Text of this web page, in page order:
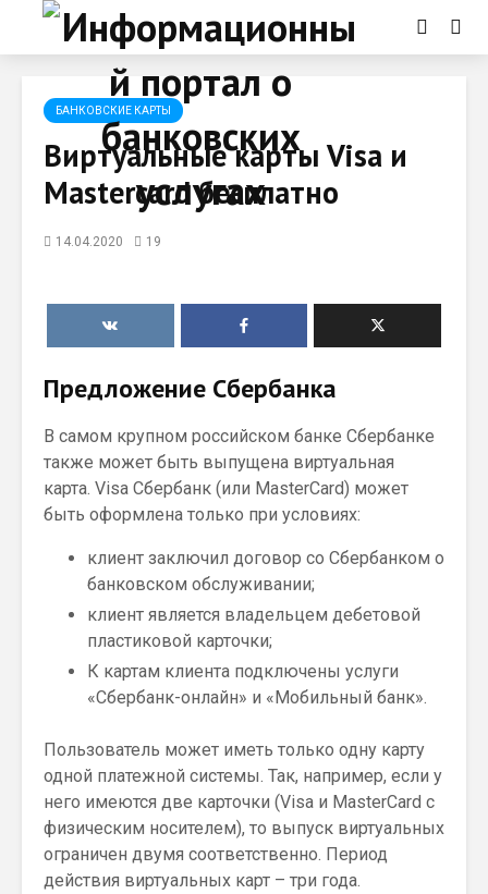
БАНКОВСКИЕ КАРТЫ
Виртуальные карты Visa и
Mastercard бесплатно
14.04.2020 19
Предложение Сбербанка
В самом крупном российском банке Сбербанке
также может быть выпущена виртуальная
карта. Visa Сбербанк (или MasterCard) может
быть оформлена только при условиях:
клиент заключил договор со Сбербанком о
банковском обслуживании;
клиент является владельцем дебетовой
пластиковой карточки;
К картам клиента подключены услуги
«Сбербанк-онлайн» и «Мобильный банк».
Пользователь может иметь только одну карту
одной платежной системы. Так, например, если у
него имеются две карточки (Visa и MasterCard с
физическим носителем), то выпуск виртуальных
ограничен двумя соответственно. Период
действия виртуальных карт – три года.